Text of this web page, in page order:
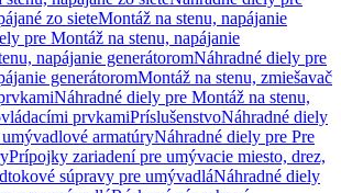
zo sieteMontáž na stenu, napájanie
pre Montáž na stenu, napájanie
napájanie generátoromNáhradné diely pre
generátoromMontáž na stenu, zmiešavač
Náhradné diely pre Montáž na stenu,
prvkamiPríslušenstvoNáhradné diely
umývadlové armatúryNáhradné diely pre Pre
Prípojky zariadení pre umývacie miesto, drez,
súpravy pre umývadláNáhradné diely